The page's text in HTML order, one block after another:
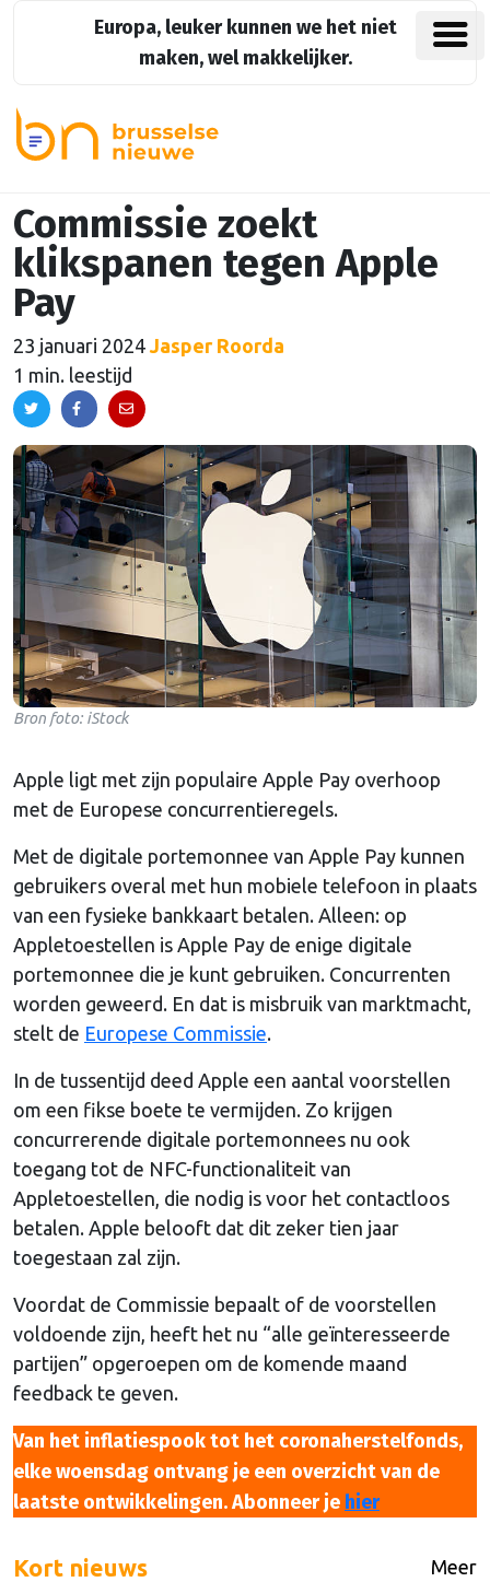
Europa, leuker kunnen we het niet
maken, wel makkelijker.
Commissie zoekt
klikspanen tegen Apple
Pay
23 januari 2024 Jasper Roorda
1 min. leestijd
Bron foto: iStock
Apple ligt met zijn populaire Apple Pay overhoop
met de Europese concurrentieregels.
Met de digitale portemonnee van Apple Pay kunnen
gebruikers overal met hun mobiele telefoon in plaats
van een fysieke bankkaart betalen. Alleen: op
Appletoestellen is Apple Pay de enige digitale
portemonnee die je kunt gebruiken. Concurrenten
worden geweerd. En dat is misbruik van marktmacht,
stelt de Europese Commissie.
In de tussentijd deed Apple een aantal voorstellen
om een fikse boete te vermijden. Zo krijgen
concurrerende digitale portemonnees nu ook
toegang tot de NFC-functionaliteit van
Appletoestellen, die nodig is voor het contactloos
betalen. Apple belooft dat dit zeker tien jaar
toegestaan zal zijn.
Voordat de Commissie bepaalt of de voorstellen
voldoende zijn, heeft het nu “alle geïnteresseerde
partijen” opgeroepen om de komende maand
feedback te geven.
Van het inflatiespook tot het coronaherstelfonds,
elke woensdag ontvang je een overzicht van de
laatste ontwikkelingen.Abonneer je hier
Kort nieuws Meer